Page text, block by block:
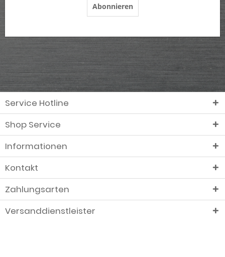
Abonnieren
Service Hotline
Shop Service
Informationen
Kontakt
Zahlungsarten
Versanddienstleister